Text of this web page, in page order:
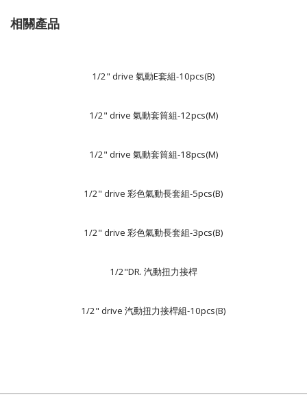
相關產品
1/2" drive 氣動E套組-10pcs(B)
1/2" drive 氣動套筒組-12pcs(M)
1/2" drive 氣動套筒組-18pcs(M)
1/2" drive 彩色氣動長套組-5pcs(B)
1/2" drive 彩色氣動長套組-3pcs(B)
1/2"DR. 汽動扭力接桿
1/2" drive 汽動扭力接桿組-10pcs(B)